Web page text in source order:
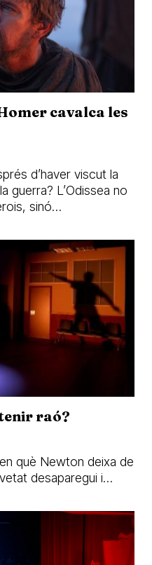
cavalca les
d’haver viscut la
guerra? L’Odissea no
sinó…
raó?
què Newton deixa de
desaparegui i…